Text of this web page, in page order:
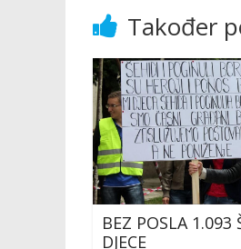
Također
BEZ POSLA 1.093
DJECE